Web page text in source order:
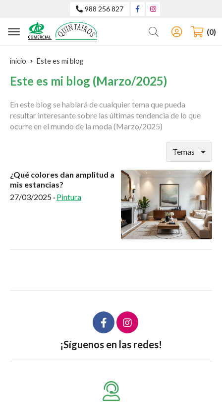
988 256 827
Buscar 0
inicio Este es mi blog
Este es mi blog (Marzo/2025)
En este blog se hablará de cualquier tema que pueda
resultar interesante sobre las últimas tendencia de lo que
ocurre en el mundo de la moda (Marzo/2025)
Temas
¿Qué colores dan amplitud a
mis estancias?
27/03/2025 · Pintura
¡Síguenos en las redes!